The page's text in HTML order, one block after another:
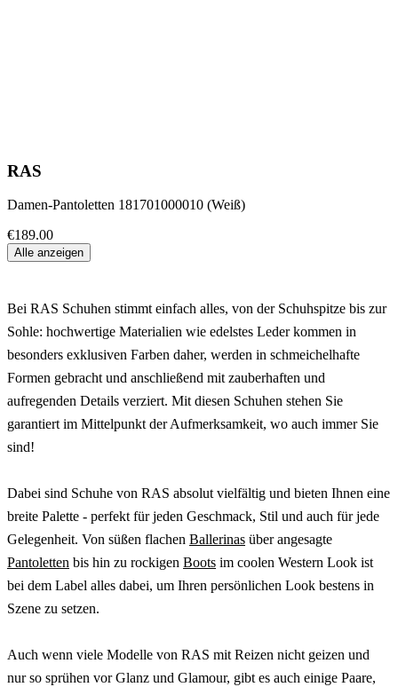
RAS
Damen-Pantoletten 181701000010 (Weiß)
€189.00
Alle anzeigen
Bei RAS Schuhen stimmt einfach alles, von der Schuhspitze bis zur
Sohle: hochwertige Materialien wie edelstes Leder kommen in
besonders exklusiven Farben daher, werden in schmeichelhafte
Formen gebracht und anschließend mit zauberhaften und
aufregenden Details verziert. Mit diesen Schuhen stehen Sie
garantiert im Mittelpunkt der Aufmerksamkeit, wo auch immer Sie
sind!
Dabei sind Schuhe von RAS absolut vielfältig und bieten Ihnen eine
breite Palette - perfekt für jeden Geschmack, Stil und auch für jede
Gelegenheit. Von süßen flachen Ballerinas über angesagte
Pantoletten bis hin zu rockigen Boots im coolen Western Look ist
bei dem Label alles dabei, um Ihren persönlichen Look bestens in
Szene zu setzen.
Auch wenn viele Modelle von RAS mit Reizen nicht geizen und
nur so sprühen vor Glanz und Glamour, gibt es auch einige Paare,